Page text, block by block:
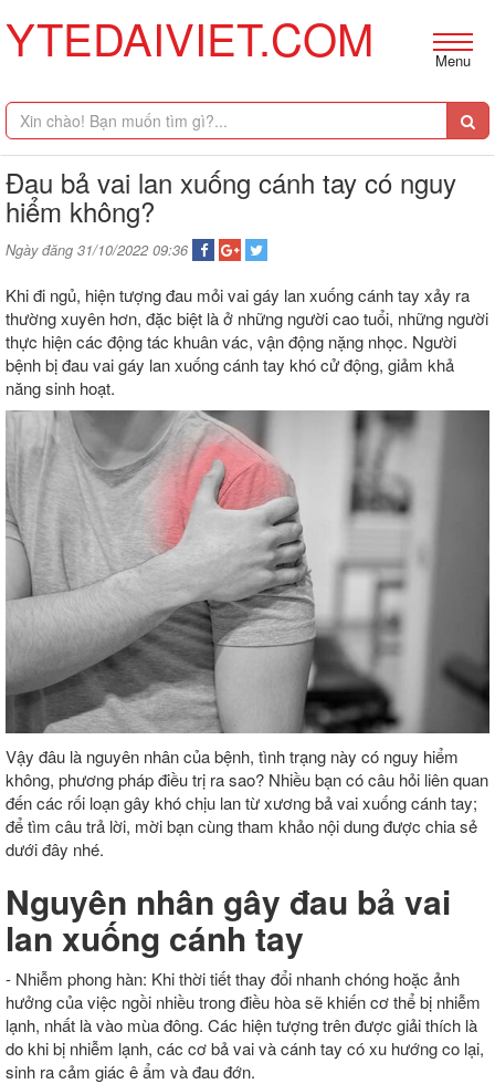
YTEDAIVIET.COM Menu
Đau bả vai lan xuống cánh tay có nguy
hiểm không?
Ngày đăng 31/10/2022 09:36
Khi đi ngủ, hiện tượng đau mỏi vai gáy lan xuống cánh tay xảy ra
thường xuyên hơn, đặc biệt là ở những người cao tuổi, những người
thực hiện các động tác khuân vác, vận động nặng nhọc. Người
bệnh bị đau vai gáy lan xuống cánh tay khó cử động, giảm khả
năng sinh hoạt.
Vậy đâu là nguyên nhân của bệnh, tình trạng này có nguy hiểm
không, phương pháp điều trị ra sao? Nhiều bạn có câu hỏi liên quan
đến các rối loạn gây khó chịu lan từ xương bả vai xuống cánh tay;
để tìm câu trả lời, mời bạn cùng tham khảo nội dung được chia sẻ
dưới đây nhé.
Nguyên nhân gây đau bả vai
lan xuống cánh tay
- Nhiễm phong hàn: Khi thời tiết thay đổi nhanh chóng hoặc ảnh
hưởng của việc ngồi nhiều trong điều hòa sẽ khiến cơ thể bị nhiễm
lạnh, nhất là vào mùa đông. Các hiện tượng trên được giải thích là
do khi bị nhiễm lạnh, các cơ bả vai và cánh tay có xu hướng co lại,
sinh ra cảm giác ê ẩm và đau đớn.